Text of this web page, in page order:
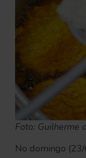
Foto: Guilherme
No domingo